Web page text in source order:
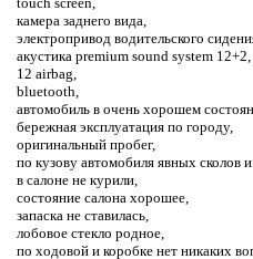
камера заднего вида,
электропривод водительского
акустика premium sound system 12+2,
12 airbag,
bluetooth,
автомобиль в очень хорошем
бережная эксплуатация по городу,
оригинальный пробег,
по кузову автомобиля явных сколов
в салоне не курили,
состояние салона хорошее,
запаска не ставилась,
лобовое стекло родное,
по ходовой и коробке нет никаких